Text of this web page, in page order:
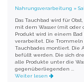
WEITERVERARBEITUNG
THERMISCHE
Nahrungsverarbeitung »
Das Tauchbad wird für
mit dem Wasser (mit oder
Produkt wird in einem
verarbeitet. Die
Tauchbades montiert.
befüllt werden. Die sich
alle Produkte unter die
gegenüberliegenden ...
Weiter lesen